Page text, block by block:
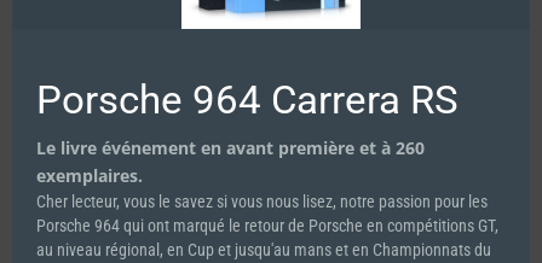
SPIRIT OF LE MANS #44
Porsche 964 Carrera RS
Le livre événement en avant première et à 260
exemplaires.
Cher lecteur, vous le savez si vous nous lisez, notre passion pour les
Porsche 964 qui ont marqué le retour de Porsche en compétitions GT,
au niveau régional, en Cup et jusqu'au mans et en Championnats du